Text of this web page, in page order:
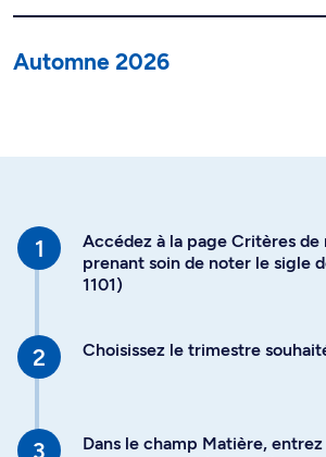
Automne 2026
Accédez à la page Critères
prenant soin de noter le sigle
1101)
Choisissez le trimestre
Dans le champ Matière,